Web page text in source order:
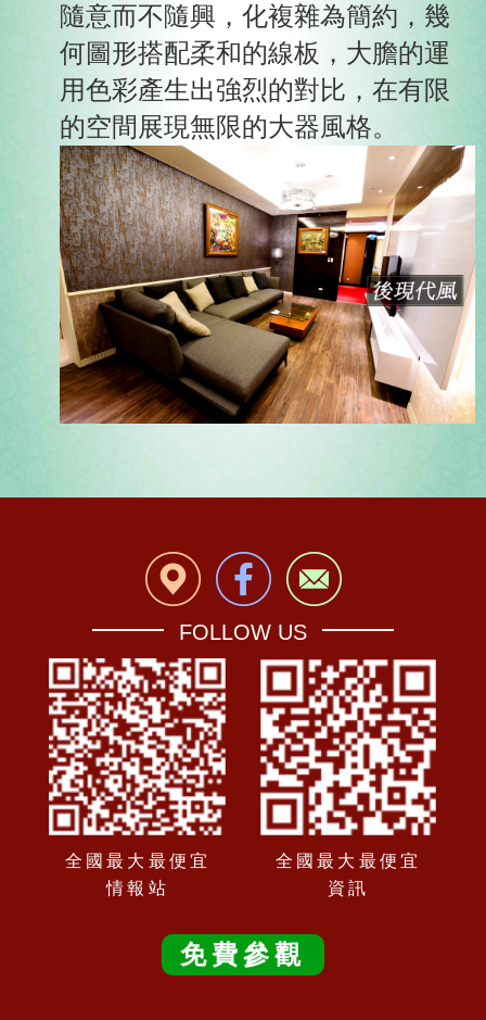
隨意而不隨興，化複雜為簡約，幾
何圖形搭配柔和的線板，大膽的運
用色彩產生出強烈的對比，在有限
的空間展現無限的大器風格。
FOLLOW US
全國最大最便宜
情報站
全國最大最便宜
資訊
免費參觀